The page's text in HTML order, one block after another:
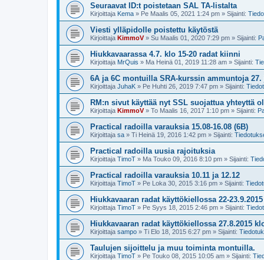
Seuraavat ID:t poistetaan SAL TA-listalta
Kirjoittaja Kema » Pe Maalis 05, 2021 1:24 pm » Sijainti:
Viesti ylläpidolle poistettu käytöstä
Kirjoittaja KimmoV» Su Maalis 01, 2020 7:29 pm » Sijainti:
Hiukkavaarassa 4.7. klo 15-20 radat kiinni
Kirjoittaja MrQuis » Ma Heinä 01, 2019 11:28 am » Sijainti:
6A ja 6C montuilla SRA-kurssin ammuntoja 27.
Kirjoittaja JuhaK » Pe Huhti 26, 2019 7:47 pm » Sijainti:
RM:n sivut käyttää nyt SSL suojattua yhteyttä
Kirjoittaja KimmoV» To Maalis 16, 2017 1:10 pm » Sijainti:
Practical radoilla varauksia 15.08-16.08 (6B)
Kirjoittaja sa » Ti Heinä 19, 2016 1:42 pm » Sijainti:
Practical radoilla uusia rajoituksia
Kirjoittaja TimoT » Ma Touko 09, 2016 8:10 pm » Sijainti:
Practical radoilla varauksia 10.11 ja 12.12
Kirjoittaja TimoT » Pe Loka 30, 2015 3:16 pm » Sijainti:
Hiukkavaaran radat käyttökiellossa 22-
Kirjoittaja TimoT » Pe Syys 18, 2015 2:46 pm » Sijainti:
Hiukkavaaran radat käyttökiellossa 27.8.2015
Kirjoittaja sampo » Ti Elo 18, 2015 6:27 pm » Sijainti:
Taulujen sijoittelu ja muu toiminta montuilla.
Kirjoittaja TimoT » Pe Touko 08, 2015 10:05 am » Sijainti: